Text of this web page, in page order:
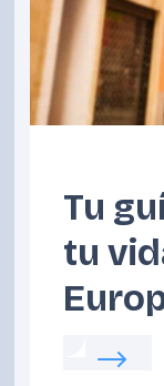
Tu
tu
Read